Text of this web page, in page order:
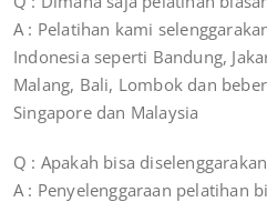
A : Pelatihan kami
Indonesia seperti Bandung,
Malang, Bali, Lombok dan
Singapore dan Malaysia
Q : Apakah bisa
A : Penyelenggaraan pelatihan